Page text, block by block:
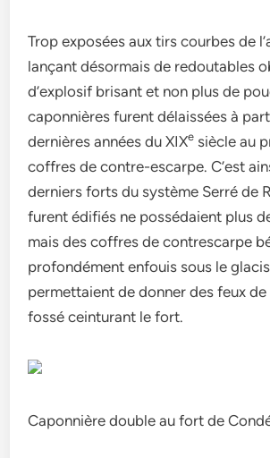
Trop exposées aux tirs courbes de
lançant désormais de redoutables
d’explosif brisant et non plus de
caponnières furent délaissées à
dernières années du XIXe siècle au
coffres de contre-escarpe. C’est
derniers forts du système Serré de
furent édifiés ne possédaient plus
mais des coffres de contrescarpe
profondément enfouis sous le
permettaient de donner des feux de
fossé ceinturant le fort.
Caponnière double au fort de